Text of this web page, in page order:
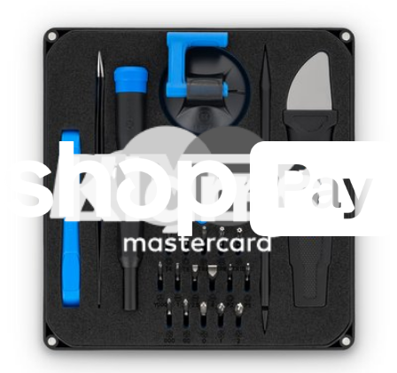
Expédition rapide
Expédition sous 24h, hors week-ends et jours fériés.
Compatibilité